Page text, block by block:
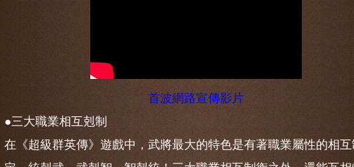
首波網路宣傳影片
●三大職業相互剋制
在《超級群英傳》遊戲中，武將最大的特色是有著職業屬性的相